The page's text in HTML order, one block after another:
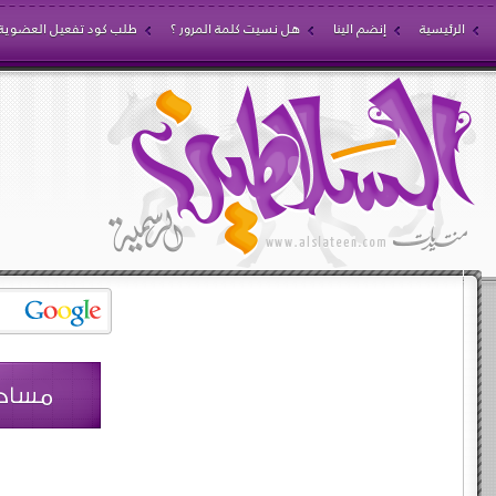
الرئيسية إنضم الينا هل نسيت كلمة المرور ؟ طلب كود تفعيل